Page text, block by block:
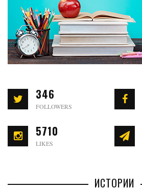
346
FOLLOWERS
5710
LIKES
ИСТОРИИ